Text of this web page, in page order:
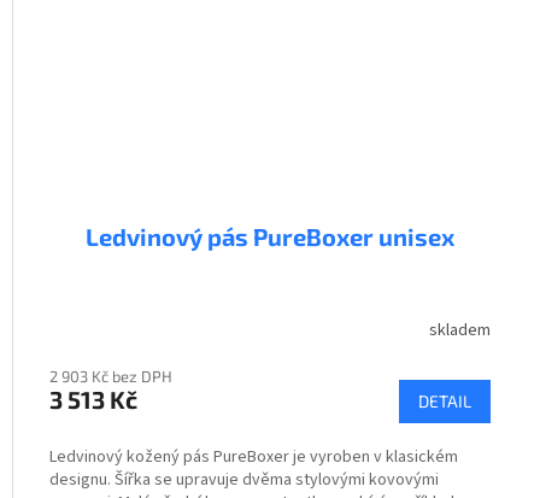
Ledvinový pás PureBoxer unisex
skladem
2 903 Kč bez DPH
3 513 Kč DETAIL
Ledvinový kožený pás PureBoxer je vyroben v klasickém
designu. Šířka se upravuje dvěma stylovými kovovými